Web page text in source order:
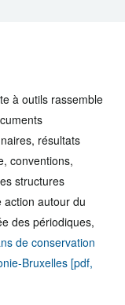
à outils rassemble
résultats
conventions,
structures
action autour du
des périodiques,
de conservation
Bruxelles [pdf,